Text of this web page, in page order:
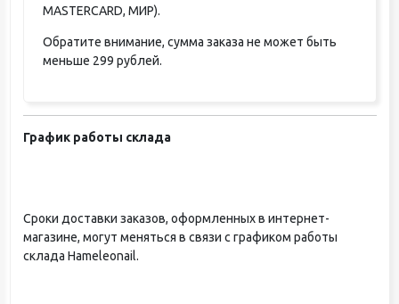
MASTERCARD, МИР).
Обратите внимание, сумма заказа не может быть
меньше 299 рублей.
График работы склада
Сроки доставки заказов, оформленных в интернет-
магазине, могут меняться в связи с графиком работы
склада Hameleonail.